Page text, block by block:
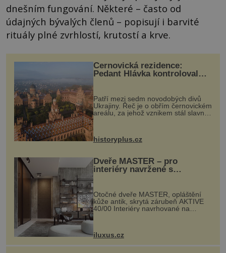
dnešním fungování. Některé – často od
údajných bývalých členů – popisují i barvité
rituály plné zvrhlostí, krutostí a krve.
Černovická rezidence:
Pedant Hlávka kontroloval
Patří mezi sedm novodobých divů
Ukrajiny. Řeč je o obřím černovickém
areálu, za jehož vznikem stál slavný
český architekt Josef Hlávka. Ten si
na něm dal mimořádně záležet. Jeho
stavební plány by při ...
historyplus.cz
Dveře MASTER – pro
interiéry navržené s
rozumem i vášní!
Otočné dveře MASTER, opláštění
kůže antik, skrytá zárubeň AKTIVE
40/00 Interiéry navrhované na
zakázku často vyžadují atypické
rozměry nejen nábytku, ale i
dnes umož...
iluxus.cz